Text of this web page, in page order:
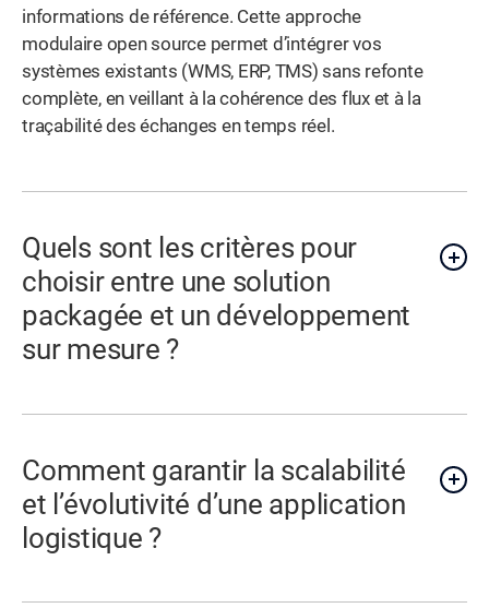
informations de référence. Cette approche
modulaire open source permet d’intégrer vos
systèmes existants (WMS, ERP, TMS) sans refonte
complète, en veillant à la cohérence des flux et à la
traçabilité des échanges en temps réel.
Quels sont les critères pour
choisir entre une solution
packagée et un développement
sur mesure ?
Comment garantir la scalabilité
et l’évolutivité d’une application
logistique ?